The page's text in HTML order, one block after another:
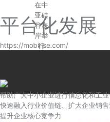
在中
亚硅
谷海
岸举
行
平台化发
https://mobirise.com/
帮助广大中小企业进行信息化和工
快速融入行业价值链、扩大企业销售
提升企业核心竞争力